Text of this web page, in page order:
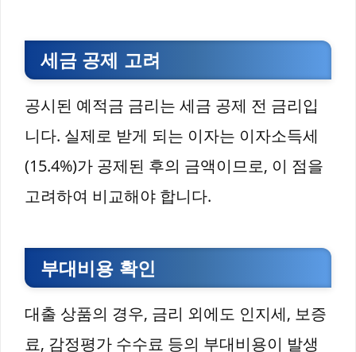
세금 공제 고려
공시된 예적금 금리는 세금 공제 전 금리입
니다. 실제로 받게 되는 이자는 이자소득세
(15.4%)가 공제된 후의 금액이므로, 이 점을
고려하여 비교해야 합니다.
부대비용 확인
대출 상품의 경우, 금리 외에도 인지세, 보증
료, 감정평가 수수료 등의 부대비용이 발생